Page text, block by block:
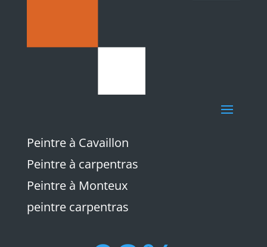
Peintre à Cavaillon
Peintre à carpentras
Peintre à Monteux
peintre carpentras